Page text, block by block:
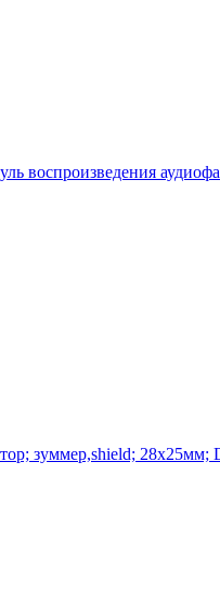
воспроизведения
зуммер,shield; 28x25мм;